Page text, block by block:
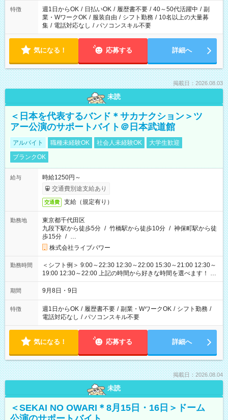
特徴 週1日からOK / 日払いOK / 履歴書不要 / 40～50代活躍中 / 副
業・WワークOK / 服装自由 / シフト勤務 / 10名以上の大量募
集 / 電話対応なし / パソコンスキル不要
気になる！ 応募する 詳細へ
掲載日：2026.08.03
未読
＜日本を代表するバンド＊サカナクション＞ツ
アー公演のサポートバイト＠日本武道館
アルバイト 職種未経験OK 社会人未経験OK
大学生歓迎
ブランクOK
給与
時給1250円～
交通費別途支給あり
交通費 支給（規定有り）
勤務地
東京都千代田区
九段下駅から徒歩5分 / 竹橋駅から徒歩10分 / 神保町駅から徒
歩15分 / …
株式会社ライブパワー
勤務時間
＜シフト例＞ 9:00～22:30 12:30～22:00 15:30～21:00 12:30～
19:00 12:30～22:00 上記の時間から好きな時間を選べます！ ※
時間は変更となる可能性があります
期間 9月8日・9日
特徴 週1日からOK / 履歴書不要 / 副業・WワークOK / シフト勤務 /
電話対応なし / パソコンスキル不要
気になる！ 応募する 詳細へ
掲載日：2026.08.04
未読
＜SEKAI NO OWARI＊8月15日・16日＞ドーム